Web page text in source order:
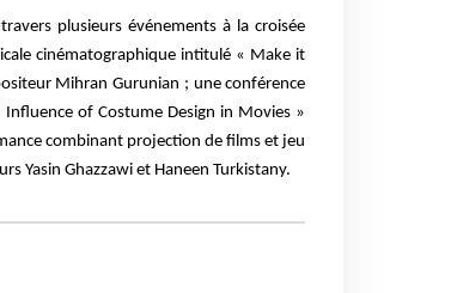
plusieurs événements à la croisée
cinématographique intitulé « Make it
Mihran Gurunian ; une conférence
of Costume Design in Movies »
combinant projection de films et jeu
Yasin Ghazzawi et Haneen Turkistany.